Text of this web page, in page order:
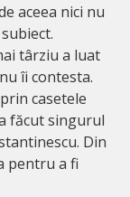
aceea nici nu
târziu a luat
îi contesta.
casetele
făcut singurul
Din
pentru a fi